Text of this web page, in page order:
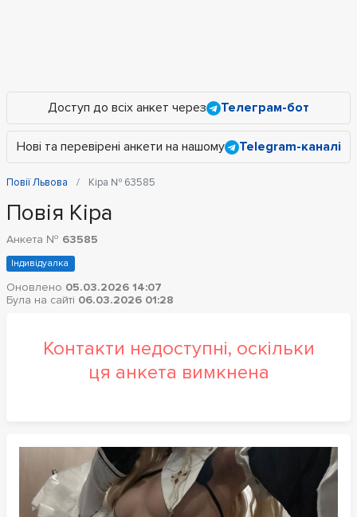
Доступ до всіх анкет через Телеграм-бот
Нові та перевірені анкети на нашому Telegram-каналі
Повії Львова Кіра № 63585
Повія Кіра
Анкета № 63585
Індивідуалка
Оновлено 05.03.2026 14:07
Була на сайті 06.03.2026 01:28
Контакти недоступні, оскільки
ця анкета вимкнена